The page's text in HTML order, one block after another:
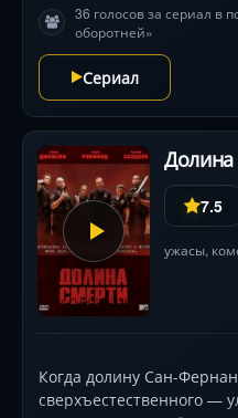
борьбы и дружбы на
36 голосов за сериал в
оборотней»
Сериал
Долина
7.5
ужасы,
Когда долину Сан-
сверхъестественного —